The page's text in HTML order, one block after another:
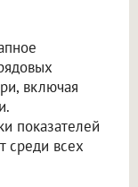
включая
показателей
среди всех